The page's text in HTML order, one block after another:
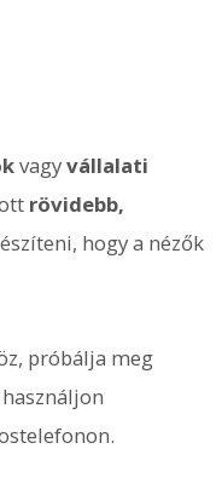
vagyvállalati
rövidebb,
hogy a nézők
próbálja meg